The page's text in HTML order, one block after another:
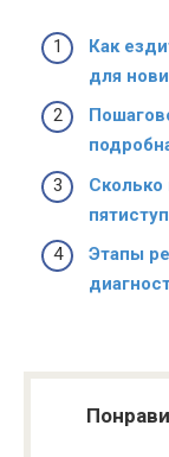
Как
для
Сколько
Этапы